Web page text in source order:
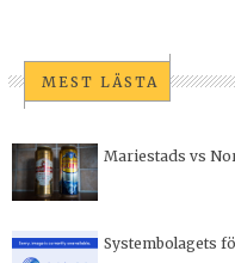
MEST LÄSTA
Mariestads vs
Systembolagets